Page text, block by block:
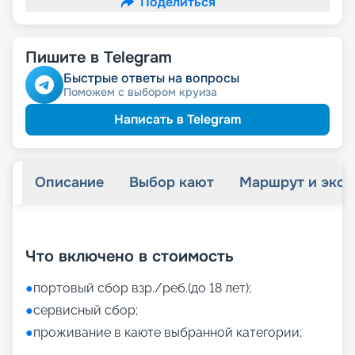
Пишите в Telegram
Быстрые ответы на вопросы
Поможем с выбором круиза
Написать в Telegram
Описание Выбор кают Маршрут и
Что включено в стоимость
●портовый сбор взр./реб.(до 18 лет);
●сервисный сбор;
●проживание в каюте выбранной категории;